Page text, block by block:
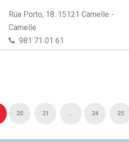
Rúa Porto, 18. 15121 Camelle -
Camelle
981 71 01 61
20 21 ... 24 25